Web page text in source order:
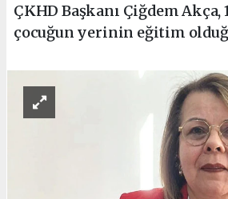
ÇKHD Başkanı Çiğdem Akça,
çocuğun yerinin eğitim